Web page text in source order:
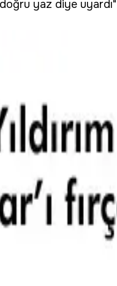
yaz diye uyardı"